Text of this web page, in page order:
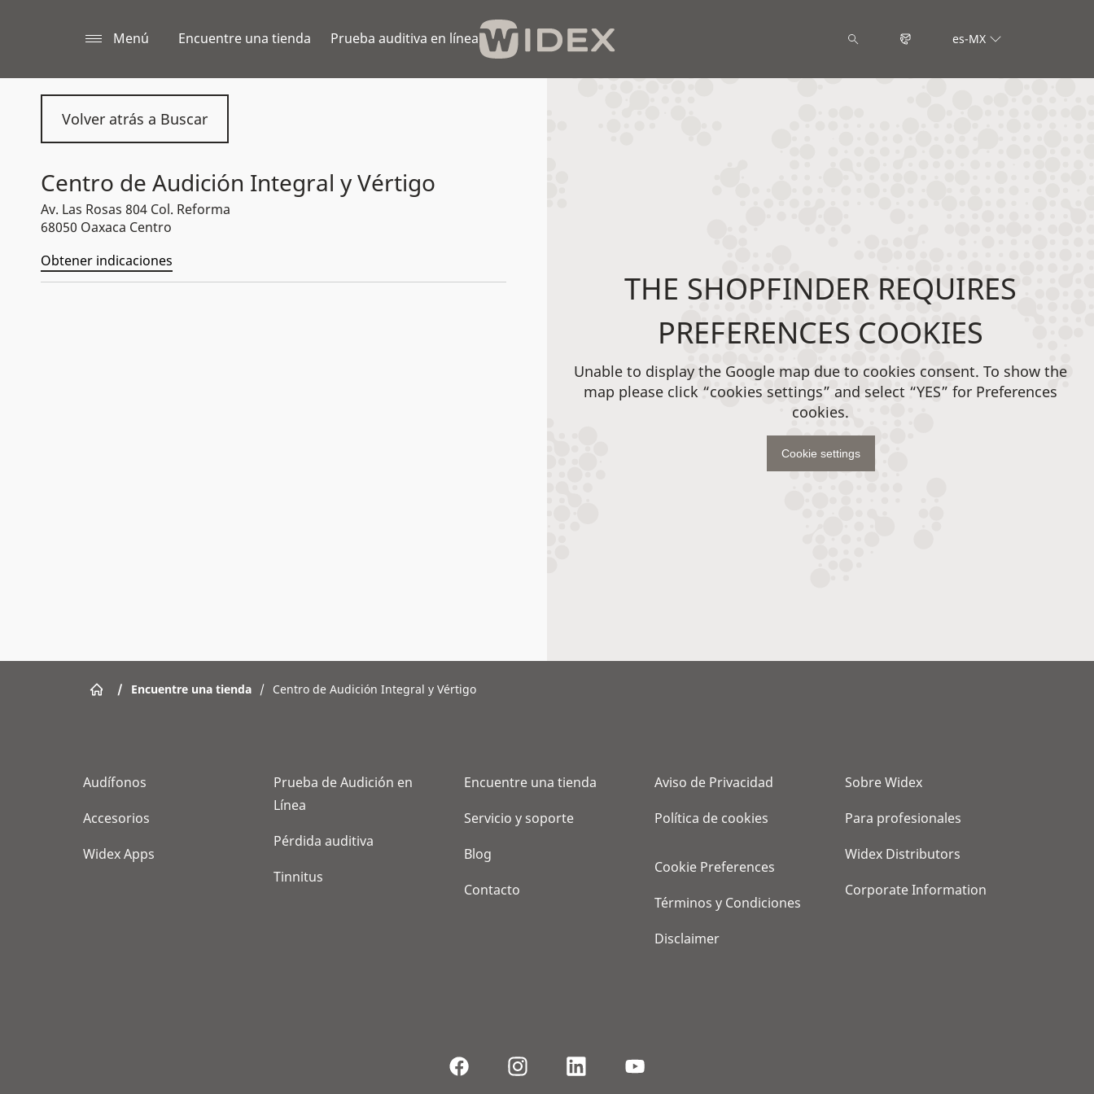
Menú Encuentre una tienda Prueba auditiva en línea es-MX
Volver atrás a Buscar
Centro de Audición Integral y Vértigo
Av. Las Rosas 804 Col. Reforma
68050 Oaxaca Centro
Obtener indicaciones
THE SHOPFINDER REQUIRES
PREFERENCES COOKIES
Unable to display the Google map due to cookies consent. To show the
map please click “cookies settings” and select “YES” for Preferences
cookies.
Cookie settings
/ Encuentre una tienda / Centro de Audición Integral y Vértigo
Audífonos
Accesorios
Widex Apps
Prueba de Audición en
Línea
Pérdida auditiva
Tinnitus
Encuentre una tienda
Servicio y soporte
Blog
Contacto
Aviso de Privacidad
Política de cookies
Cookie Preferences
Términos y Condiciones
Disclaimer
Sobre Widex
Para profesionales
Widex Distributors
Corporate Information